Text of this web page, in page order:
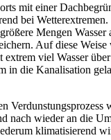
mit einer
bei
Mengen Wasser
Auf diese
extrem viel Wasser
in die Kanalisation
Verdunstungsprozess
nach wieder an die
klimatisierend